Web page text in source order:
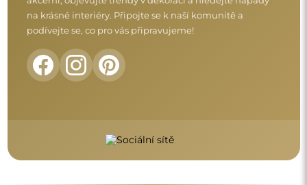
na krásné interiéry. Připojte se k naší komunitě a
podívejte se, co pro vás připravujeme!